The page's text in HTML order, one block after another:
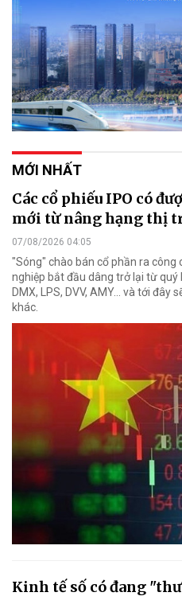
MỚI NHẤT
Các cổ phiếu IPO có
mới từ nâng hạng thị
07/08/2026 04:05
"Sóng" chào bán cổ phần ra công
nghiệp bắt đầu dâng trở lại từ quý
DMX, LPS, DVV, AMY... và tới đây
khác.
Kinh tế số có đang